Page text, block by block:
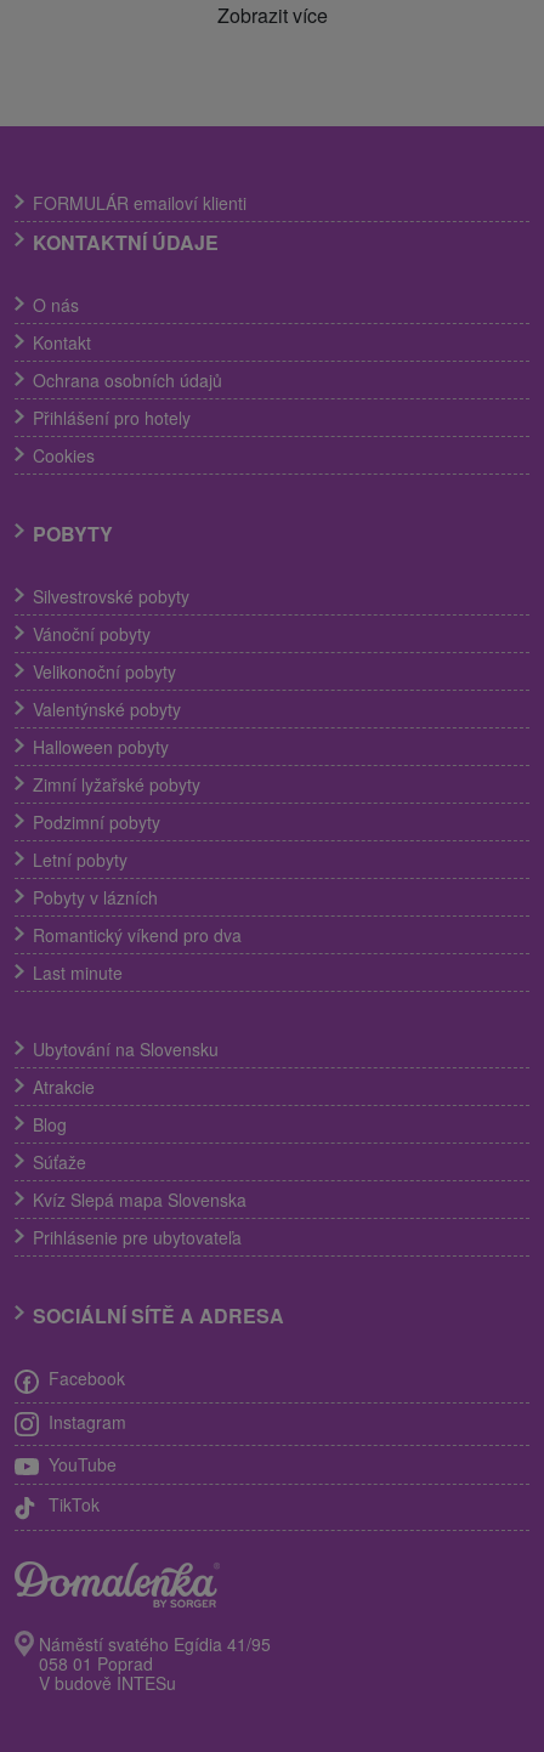
Zobrazit více
FORMULÁR emailoví klienti
KONTAKTNÍ ÚDAJE
O nás
Kontakt
Ochrana osobních údajů
Přihlášení pro hotely
Cookies
POBYTY
Silvestrovské pobyty
Vánoční pobyty
Velikonoční pobyty
Valentýnské pobyty
Halloween pobyty
Zimní lyžařské pobyty
Podzimní pobyty
Letní pobyty
Pobyty v lázních
Romantický víkend pro dva
Last minute
Ubytování na Slovensku
Atrakcie
Blog
Súťaže
Kvíz Slepá mapa Slovenska
Prihlásenie pre ubytovateľa
SOCIÁLNÍ SÍTĚ A ADRESA
Facebook
Instagram
YouTube
TikTok
Náměstí svatého Egídia 41/95
058 01 Poprad
V budově INTESu